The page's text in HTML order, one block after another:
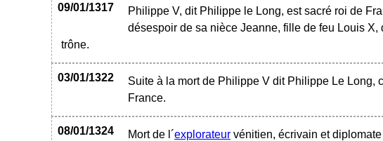
09/01/1317
Philippe V, dit Philippe le Long, est sacré roi de
désespoir de sa nièce Jeanne, fille de feu Louis
trône.
03/01/1322
Suite à la mort de Philippe V dit Philippe Le Long,
France.
08/01/1324 Mort de l´explorateur vénitien, écrivain et